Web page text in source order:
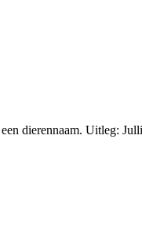
dierennaam. Uitleg: